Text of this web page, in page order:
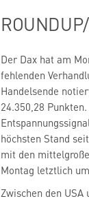
Der Dax hat am
fehlenden
Handelsende
24.350,28
mit den
Montag letztlich
Zwischen den